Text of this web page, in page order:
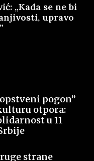
„Kada se ne bi
upravo
pogon”
otpora:
u 11
strane